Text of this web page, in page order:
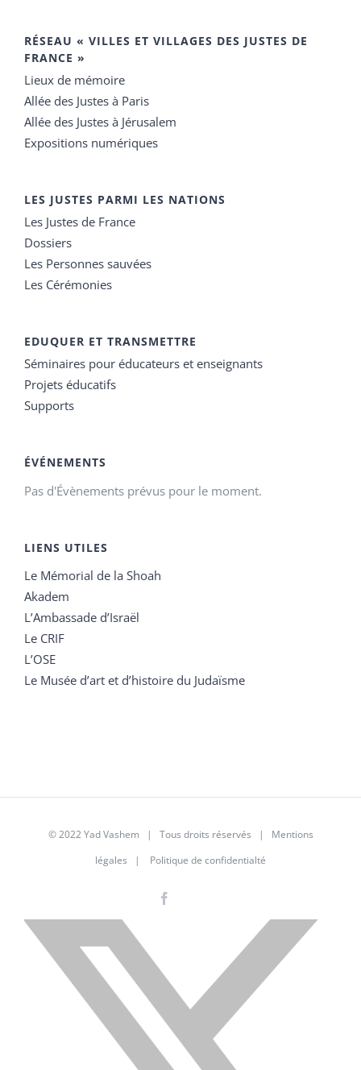
RÉSEAU « VILLES ET VILLAGES DES JUSTES DE
FRANCE »
Lieux de mémoire
Allée des Justes à Paris
Allée des Justes à Jérusalem
Expositions numériques
LES JUSTES PARMI LES NATIONS
Les Justes de France
Dossiers
Les Personnes sauvées
Les Cérémonies
EDUQUER ET TRANSMETTRE
Séminaires pour éducateurs et enseignants
Projets éducatifs
Supports
ÉVÉNEMENTS
Pas d'Évènements prévus pour le moment.
LIENS UTILES
Le Mémorial de la Shoah
Akadem
L’Ambassade d’Israël
Le CRIF
L’OSE
Le Musée d’art et d’histoire du Judaïsme
© 2022 Yad Vashem | Tous droits réservés | Mentions
légales | Politique de confidentialté
X